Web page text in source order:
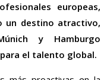
europeas,
un destino atractivo,
y Hamburgo
el talento global.